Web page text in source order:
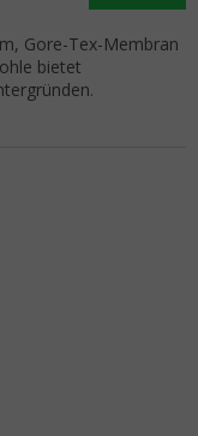
Gore-Tex-Membran
bietet